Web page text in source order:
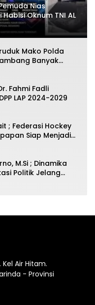
Nias
Oknum TNI AL
Mako Polda
Banyak
Fahmi Fadli
LAP 2024-2029
; Federasi Hockey
Siap Menjadi
Kaltim
M.Si ; Dinamika
Politik Jelang
Air Hitam.
- Provinsi